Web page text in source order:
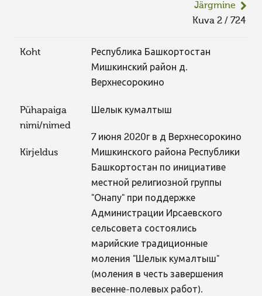
Järgmine
Kuva 2 / 724
Koht
Республика Башкортостан
Мишкинский район д.
Верхнесорокино
Pühapaiga
nimi/nimed
Шелык кумалтыш
Kirjeldus
7 июня 2020г в д Верхнесорокино
Мишкинского района Республики
Башкортостан по инициативе
местной религиозной группы
"Онапу" при поддержке
Администрации Ирсаевского
сельсовета состоялись
марийские традиционные
моления "Шелык кумалтыш"
(моления в честь завершения
весенне-полевых работ).